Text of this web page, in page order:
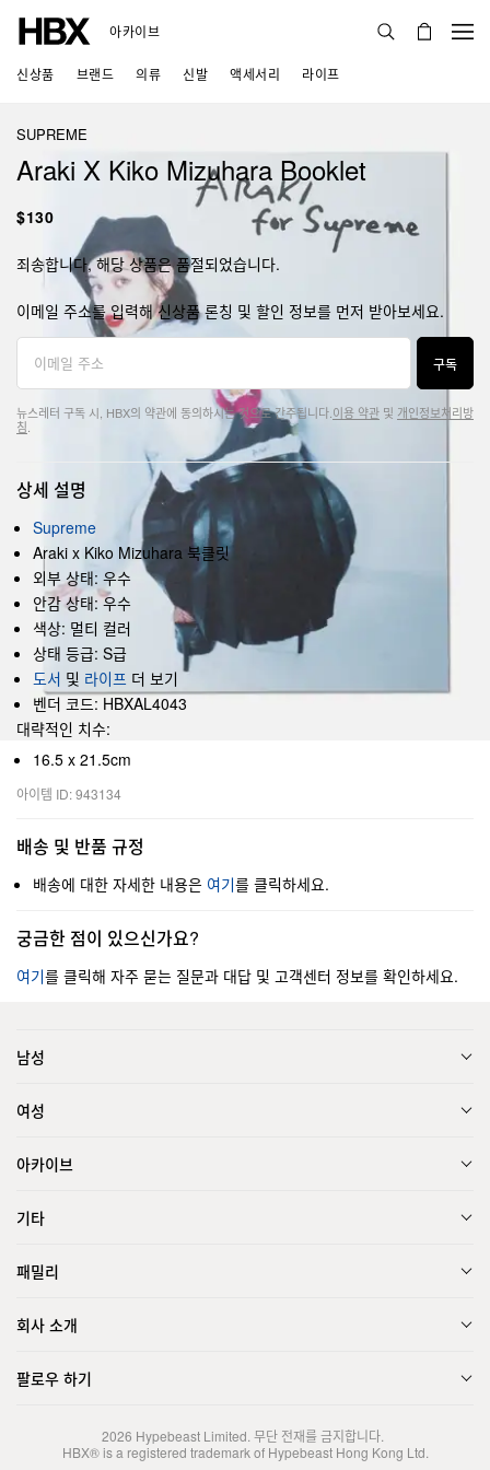
아카이브
신상품 브랜드 의류 신발 액세서리 라이프
SUPREME
Araki X Kiko Mizuhara Booklet
$130
죄송합니다, 해당 상품은 품절되었습니다.
이메일 주소를 입력해 신상품 론칭 및 할인 정보를 먼저 받아보세요.
구독
뉴스레터 구독 시, HBX의 약관에 동의하시는 것으로 간주됩니다. 이용 약관 및 개인정보처리방
침
상세 설명
Supreme
Araki x Kiko Mizuhara 북클릿
외부 상태: 우수
안감 상태: 우수
색상: 멀티 컬러
상태 등급: S급
도서 및 라이프 더 보기
벤더 코드: HBXAL4043
대략적인 치수:
16.5 x 21.5cm
아이템 ID: 943134
배송 및 반품 규정
배송에 대한 자세한 내용은 여기를 클릭하세요.
궁금한 점이 있으신가요?
여기를 클릭해 자주 묻는 질문과 대답 및 고객센터 정보를 확인하세요.
남성
여성
아카이브
기타
패밀리
회사 소개
팔로우 하기
2026 Hypebeast Limited. 무단 전재를 금지합니다.
HBX® is a registered trademark of Hypebeast Hong Kong Ltd.